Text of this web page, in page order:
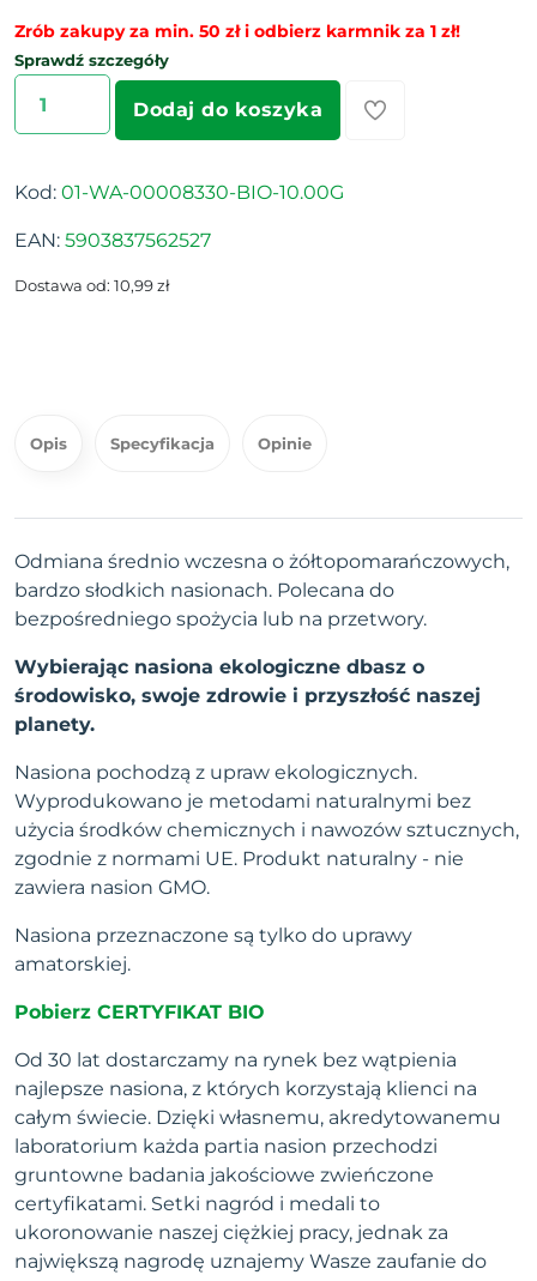
Zrób zakupy za min. 50 zł i odbierz karmnik za 1 zł!
Sprawdź szczegóły
Dodaj do koszyka
Kod: 01-WA-00008330-BIO-10.00G
EAN: 5903837562527
Dostawa od: 10,99 zł
Opis Specyfikacja Opinie
Odmiana średnio wczesna o żółtopomarańczowych,
bardzo słodkich nasionach. Polecana do
bezpośredniego spożycia lub na przetwory.
Wybierając nasiona ekologiczne dbasz o
środowisko, swoje zdrowie i przyszłość naszej
planety.
Nasiona pochodzą z upraw ekologicznych.
Wyprodukowano je metodami naturalnymi bez
użycia środków chemicznych i nawozów sztucznych,
zgodnie z normami UE. Produkt naturalny - nie
zawiera nasion GMO.
Nasiona przeznaczone są tylko do uprawy
amatorskiej.
Pobierz CERTYFIKAT BIO
Od 30 lat dostarczamy na rynek bez wątpienia
najlepsze nasiona, z których korzystają klienci na
całym świecie. Dzięki własnemu, akredytowanemu
laboratorium każda partia nasion przechodzi
gruntowne badania jakościowe zwieńczone
certyfikatami. Setki nagród i medali to
ukoronowanie naszej ciężkiej pracy, jednak za
największą nagrodę uznajemy Wasze zaufanie do